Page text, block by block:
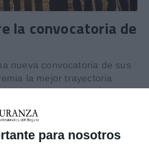
para nosotros
la convocatoria de
nueva convocatoria de sus
la mejor trayectoria
proyecto y la mejor
el próximo25 de mayo.